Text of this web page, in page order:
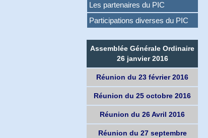
Les partenaires du PIC
Participations diverses du PIC
Assemblée Générale Ordinaire
26 janvier 2016
Réunion du 23 février 2016
Réunion du 25 octobre 2016
Réunion du 26 Avril 2016
Réunion du 27 septembre